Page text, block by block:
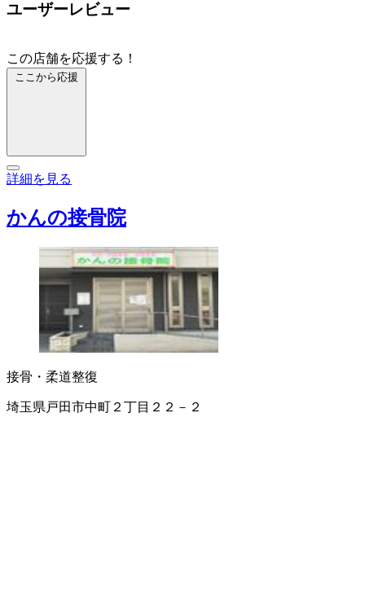
ユーザーレビュー
この店舗を応援する！
ここから応援
詳細を見る
かんの接骨院
接骨・柔道整復
埼玉県戸田市中町２丁目２２－２